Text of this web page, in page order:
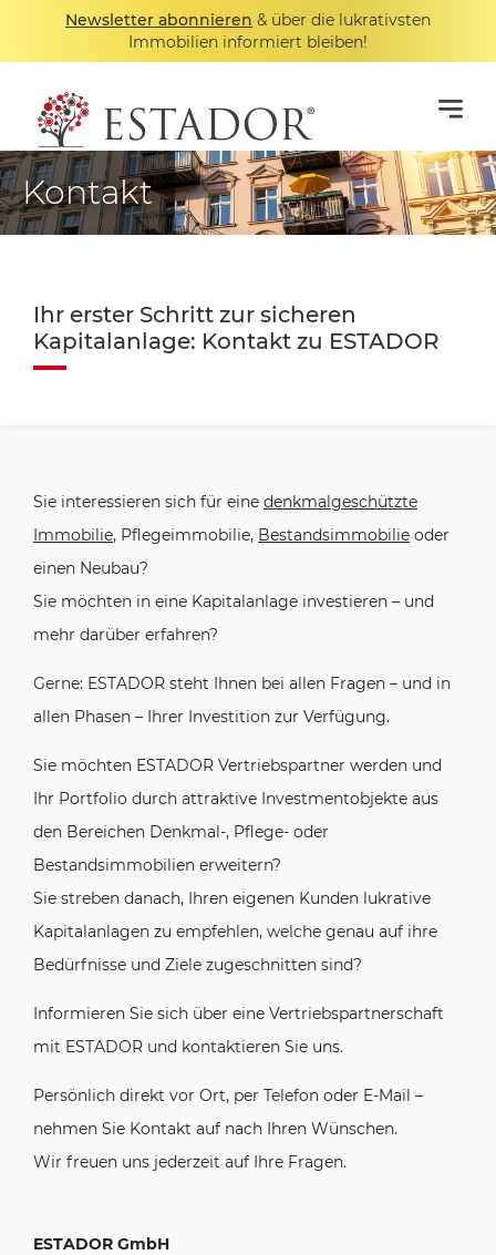
Newsletter abonnieren & über die lukrativsten
Immobilien informiert bleiben!
Kontakt
Ihr erster Schritt zur sicheren
Kapitalanlage: Kontakt zu ESTADOR
Sie interessieren sich für eine denkmalgeschützte
Immobilie, Pflegeimmobilie, Bestandsimmobilie oder
einen Neubau?
Sie möchten in eine Kapitalanlage investieren – und
mehr darüber erfahren?
Gerne: ESTADOR steht Ihnen bei allen Fragen – und in
allen Phasen – Ihrer Investition zur Verfügung.
Sie möchten ESTADOR Vertriebspartner werden und
Ihr Portfolio durch attraktive Investmentobjekte aus
den Bereichen Denkmal-, Pflege- oder
Bestandsimmobilien erweitern?
Sie streben danach, Ihren eigenen Kunden lukrative
Kapitalanlagen zu empfehlen, welche genau auf ihre
Bedürfnisse und Ziele zugeschnitten sind?
Informieren Sie sich über eine Vertriebspartnerschaft
mit ESTADOR und kontaktieren Sie uns.
Persönlich direkt vor Ort, per Telefon oder E-Mail –
nehmen Sie Kontakt auf nach Ihren Wünschen.
Wir freuen uns jederzeit auf Ihre Fragen.
ESTADOR GmbH